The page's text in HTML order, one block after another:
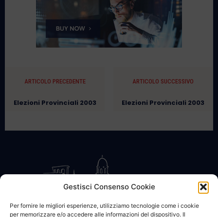
Gestisci Consenso Cookie
Per fornire le migliori esperienze, utilizziamo tecnologie come i cookie
per memorizzare e/o accedere alle informazioni del dispositivo. Il
ARTICOLO PRECEDENTE
Elezioni Provinciali 2003
ARTICOLO SUCCESSIVO
Elezioni Provinciali 2003